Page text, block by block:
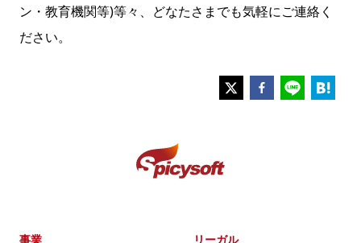
ン・教育機関等)等々、どなたさまでも気軽にご連絡く
ださい。
事業 リーガル